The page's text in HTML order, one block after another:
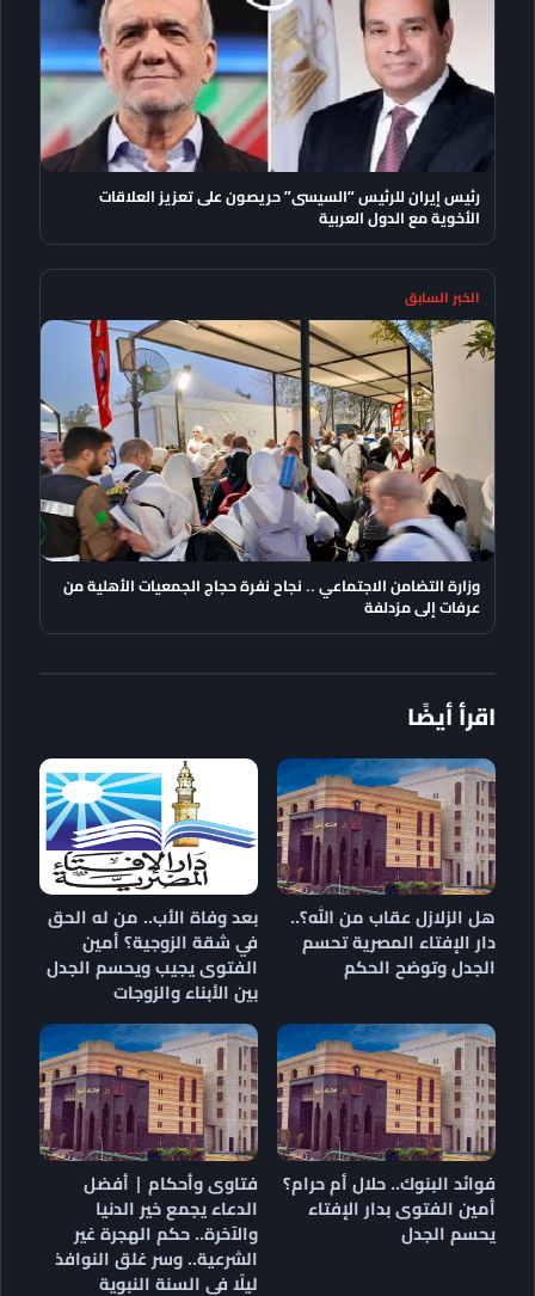
رئيس إيران للرئيس “السيسى” حريصون على تعزيز العلاقات
الأخوية مع الدول العربية
الخبر السابق
وزارة التضامن الاجتماعي .. نجاح نفرة حجاج الجمعيات الأهلية من
عرفات إلى مزدلفة
اقرأ أيضًا
هل الزلازل عقاب من الله؟..
دار الإفتاء المصرية تحسم
الجدل وتوضح الحكم
بعد وفاة الأب.. من له الحق
في شقة الزوجية؟ أمين
الفتوى يجيب ويحسم الجدل
بين الأبناء والزوجات
فوائد البنوك.. حلال أم حرام؟
أمين الفتوى بدار الإفتاء
يحسم الجدل
فتاوى وأحكام | أفضل
الدعاء يجمع خير الدنيا
والآخرة.. حكم الهجرة غير
الشرعية.. وسر غلق النوافذ
ليلًا في السنة النبوية